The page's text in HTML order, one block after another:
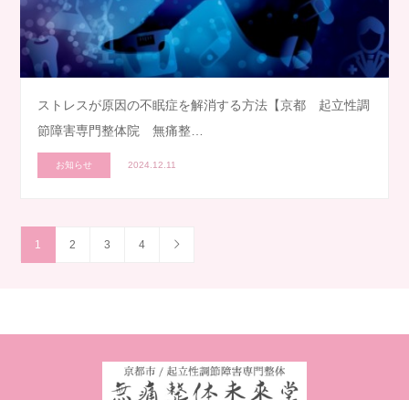
ストレスが原因の不眠症を解消する方法【京都 起立性調
節障害専門整体院 無痛整…
お知らせ 2024.12.11
1 2 3 4